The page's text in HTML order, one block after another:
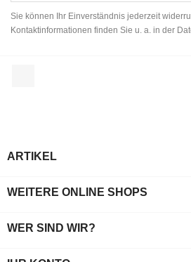
Sie können Ihr Einverständnis jederzeit
Kontaktinformationen finden Sie u. a. in der
ARTIKEL
WEITERE ONLINE SHOPS
WER SIND WIR?